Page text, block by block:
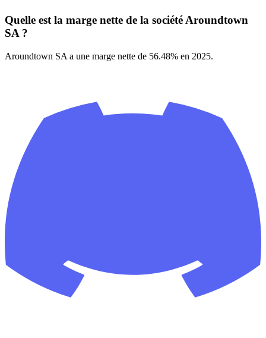
Quelle est la marge nette de la société Aroundtown
SA ?
Aroundtown SA a une marge nette de 56.48% en 2025.